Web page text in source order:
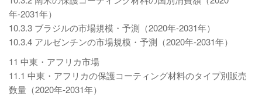
年-2031年）
10.3.3 ブラジルの市場規模・予測（2020年-2031年）
10.3.4 アルゼンチンの市場規模・予測（2020年-2031年）
11 中東・アフリカ市場
11.1 中東・アフリカの保護コーティング材料のタイプ別販売
数量（2020年-2031年）